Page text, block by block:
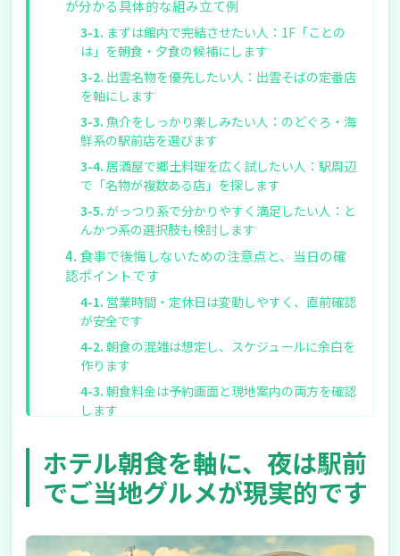
が分かる具体的な組み立て例
まずは館内で完結させたい人：1F「ことの
は」を朝食・夕食の候補にします
出雲名物を優先したい人：出雲そばの定番店
を軸にします
魚介をしっかり楽しみたい人：のどぐろ・海
鮮系の駅前店を選びます
居酒屋で郷土料理を広く試したい人：駅周辺
で「名物が複数ある店」を探します
がっつり系で分かりやすく満足したい人：と
んかつ系の選択肢も検討します
食事で後悔しないための注意点と、当日の確
認ポイントです
営業時間・定休日は変動しやすく、直前確認
が安全です
朝食の混雑は想定し、スケジュールに余白を
作ります
朝食料金は予約画面と現地案内の両方を確認
します
館内、夜は駅前」で組み立てやすいです
迷ったら、朝食の時間確保と「第一候補＋予
備」を決めておくと安心です
ホテル朝食を軸に、夜は駅前
でご当地グルメが現実的です